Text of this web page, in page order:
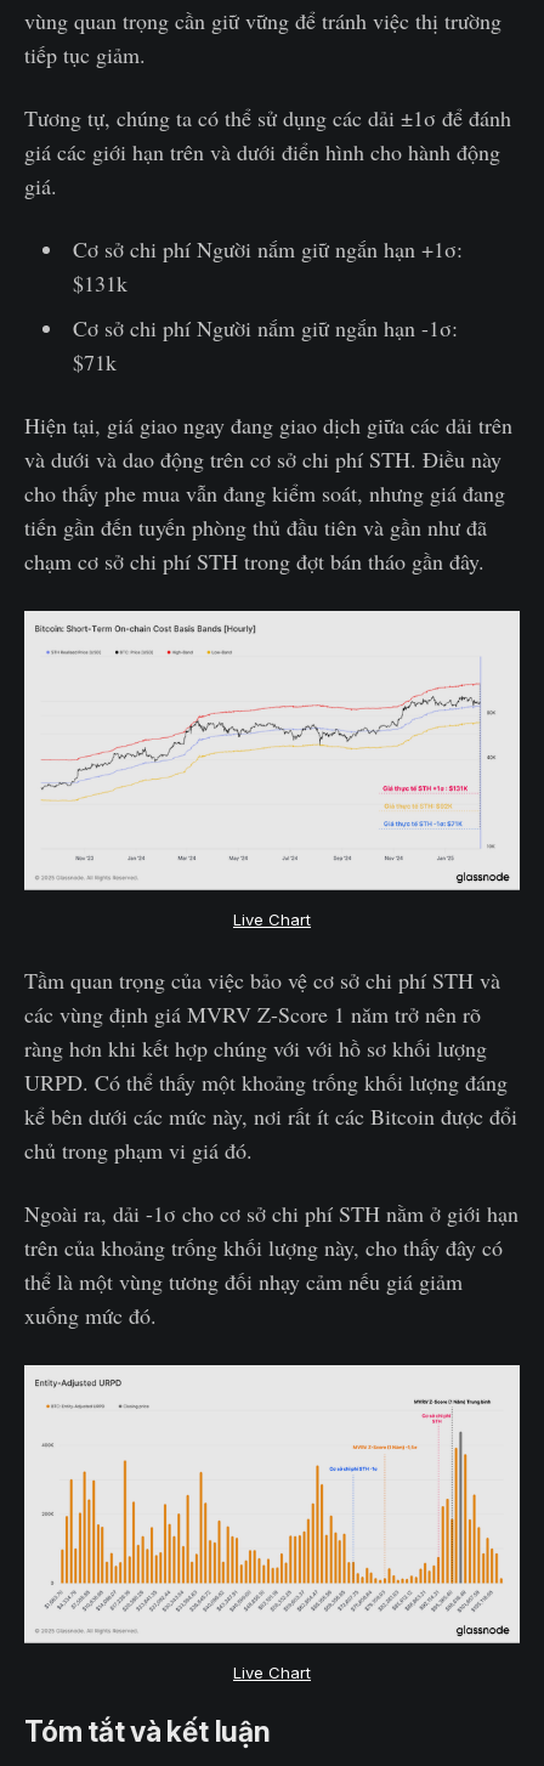
vùng quan trọng cần giữ vững để tránh việc thị trường
tiếp tục giảm.
Tương tự, chúng ta có thể sử dụng các dải ±1σ để đánh
giá các giới hạn trên và dưới điển hình cho hành động
giá.
Cơ sở chi phí Người nắm giữ ngắn hạn +1σ:
$131k
Cơ sở chi phí Người nắm giữ ngắn hạn -1σ:
$71k
Hiện tại, giá giao ngay đang giao dịch giữa các dải trên
và dưới và dao động trên cơ sở chi phí STH. Điều này
cho thấy phe mua vẫn đang kiểm soát, nhưng giá đang
tiến gần đến tuyến phòng thủ đầu tiên và gần như đã
chạm cơ sở chi phí STH trong đợt bán tháo gần đây.
Live Chart
Tầm quan trọng của việc bảo vệ cơ sở chi phí STH và
các vùng định giá MVRV Z-Score 1 năm trở nên rõ
ràng hơn khi kết hợp chúng với với hồ sơ khối lượng
URPD. Có thể thấy một khoảng trống khối lượng đáng
kể bên dưới các mức này, nơi rất ít các Bitcoin được đổi
chủ trong phạm vi giá đó.
Ngoài ra, dải -1σ cho cơ sở chi phí STH nằm ở giới hạn
trên của khoảng trống khối lượng này, cho thấy đây có
thể là một vùng tương đối nhạy cảm nếu giá giảm
xuống mức đó.
Live Chart
Tóm tắt và kết luận